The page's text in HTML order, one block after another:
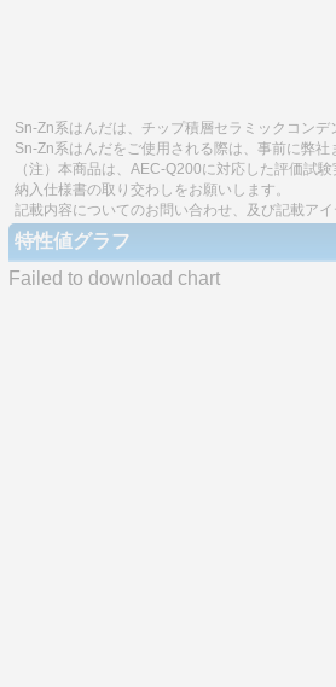
Sn-Zn系はんだは、チップ積層セラミックコンデ
Sn-Zn系はんだをご使用される際は、事前に弊社
（注）本商品は、AEC-Q200に対応した評価試
納入仕様書の取り交わしをお願いします。
記載内容についてのお問い合わせ、及び記載ア
特性値グラフ
Failed to download chart